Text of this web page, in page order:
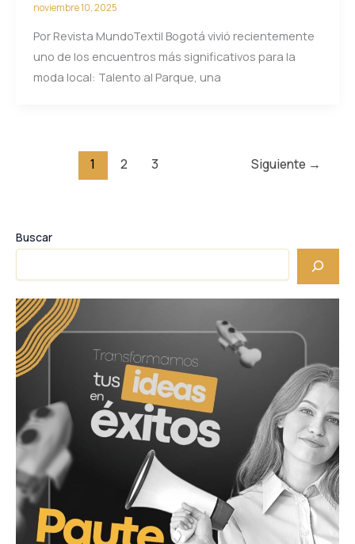
noviembre 10, 2025
Por Revista MundoTextil Bogotá vivió recientemente
uno de los encuentros más significativos para la
moda local: Talento al Parque, una
1 2 3 Siguiente →
Buscar